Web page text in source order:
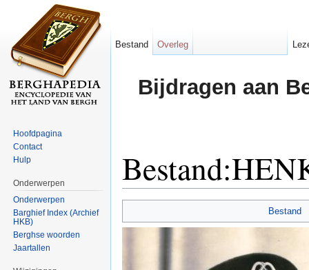
Bijdragen aan
Bestand
Bestand Overleg
Hoofdpagina
Contact
Hulp
Onderwerpen
Onderwerpen
Barghief Index (Archief
HKB)
Berghse woorden
Jaartallen